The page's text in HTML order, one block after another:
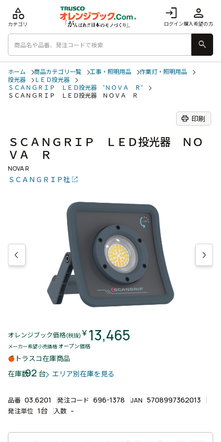
login
ログイン
person
購入希望の方
category
カテゴリ
search
ホーム 商品カテゴリ一覧 工事・照明用品
作業灯・照明用品
投光器
ＬＥＤ投光器
ＳＣＡＮＧＲＩＰ ＬＥＤ投光器 ”ＮＯＶＡ Ｒ”
ＳＣＡＮＧＲＩＰ ＬＥＤ投光器 ＮＯＶＡ Ｒ
print 印刷
ＳＣＡＮＧＲＩＰ ＬＥＤ投光器 ＮＯ
ＶＡ Ｒ
NOVA R
ＳＣＡＮＧＲＩＰ社
オレンジブック価格(税抜) ￥ 13,465
メーカー希望小売価格 オープン価格
トラスコ在庫商品
在庫数92 台 エリア別在庫を見る
品番 03.6201 発注コード 696-1378 JAN 5708997362013
発注単位 1台 入数 -